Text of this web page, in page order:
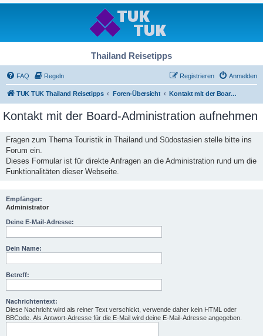
Thailand Reisetipps
FAQ Regeln Anmelden
Registrieren
TUK TUK Thailand Reisetipps Foren-Übersicht Kontakt mit der Board-Administration aufnehmen
Kontakt mit der Board-Administration aufnehmen
Fragen zum Thema Touristik in Thailand und Südostasien stelle bitte ins
Forum ein.
Dieses Formular ist für direkte Anfragen an die Administration rund um die
Funktionalitäten dieser Webseite.
Empfänger:
Administrator
Deine E-Mail-Adresse:
Dein Name:
Betreff:
Nachrichtentext:
Diese Nachricht wird als reiner Text verschickt, verwende daher kein HTML oder
BBCode. Als Antwort-Adresse für die E-Mail wird deine E-Mail-Adresse angegeben.